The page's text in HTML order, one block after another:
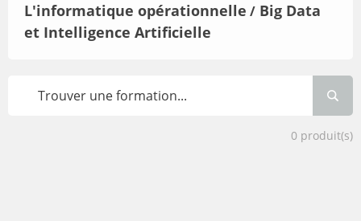
L'informatique opérationnelle / Big Data
et Intelligence Artificielle
0 produit(s)